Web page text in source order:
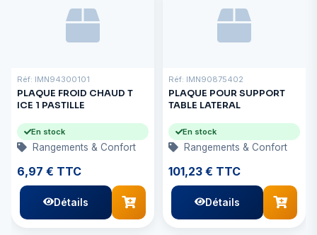
Réf: IMN94300101
PLAQUE FROID CHAUD T
ICE 1 PASTILLE
En stock
Rangements & Confort
6,97 € TTC
Détails
Réf: IMN90875402
PLAQUE POUR SUPPORT
TABLE LATERAL
En stock
Rangements & Confort
101,23 € TTC
Détails